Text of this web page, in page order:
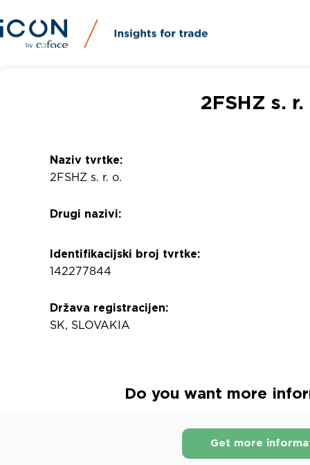
2FSHZ s.
Naziv tvrtke:
2FSHZ s. r. o.
Drugi nazivi:
Identifikacijski broj tvrtke:
142277844
Država registracijen:
SK, SLOVAKIA
Do you want more
Get more